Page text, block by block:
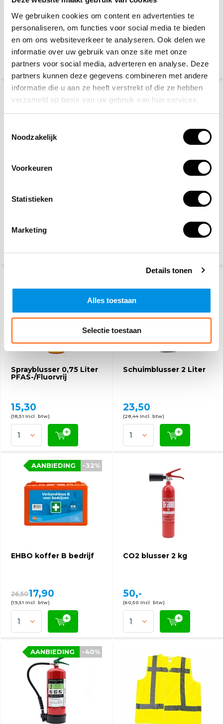
We gebruiken cookies om content en advertenties te
personaliseren, om functies voor social media te bieden
en om ons websiteverkeer te analyseren. Ook delen we
informatie over uw gebruik van onze site met onze
partners voor social media, adverteren en analyse. Deze
partners kunnen deze gegevens combineren met andere
informatie die u aan ze heeft verstrekt of die ze hebben
verzameld op basis van uw gebruik van hun services.
Noodzakelijk
Voorkeuren
Statistieken
Marketing
Details tonen
Alles toestaan
Selectie toestaan
bedrijven luxe
27,50
(29,98 Incl. btw)
10,20
(12,34 Incl. btw)
(123,42 Incl. btw)
Sprayblusser 0,75 Liter
PFAS-/Fluorvrij
15,30
(18,51 Incl. btw)
Schuimblusser 2 Liter
23,50
(28,44 Incl. btw)
EHBO koffer B bedrijf
-32%
AANBIEDING
26,5017,90
(19,51 Incl. btw)
CO2 blusser 2 kg
50,-
(60,50 Incl. btw)
-40%
AANBIEDING